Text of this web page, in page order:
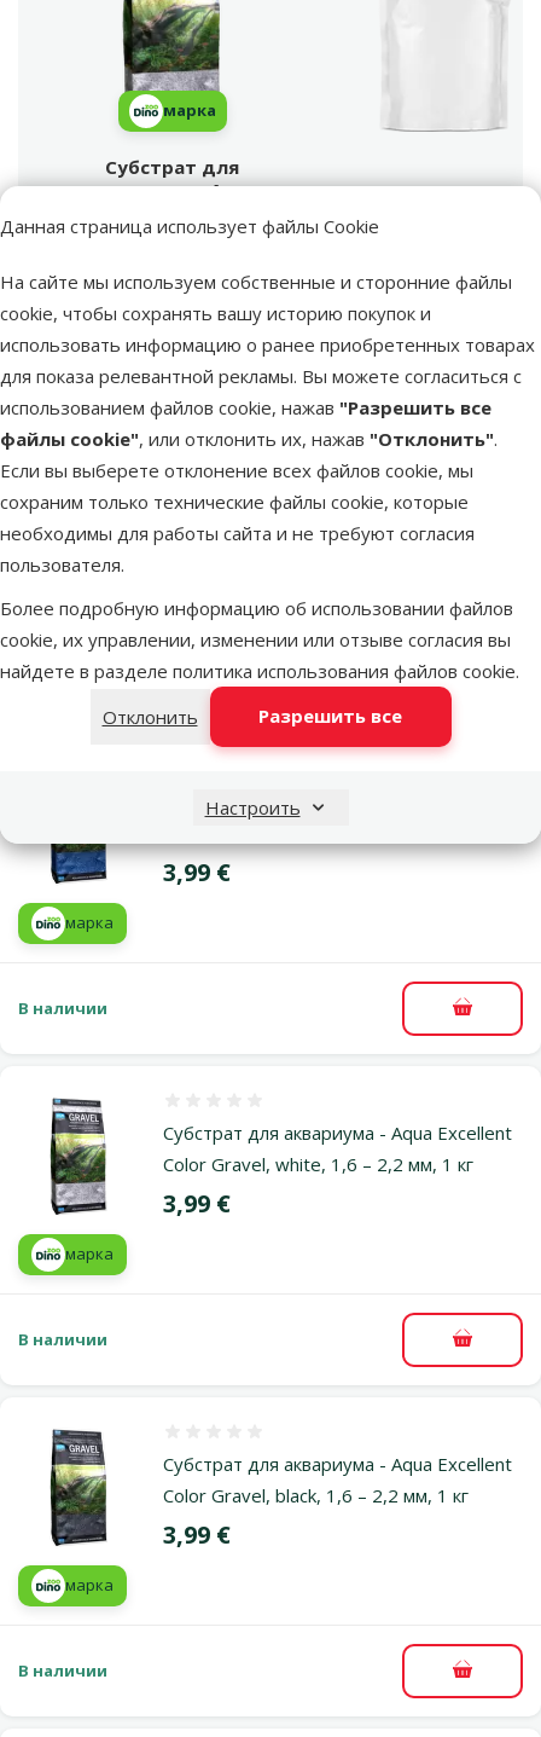
Данная страница использует файлы Cookie
На сайте мы используем собственные и сторонние файлы
cookie, чтобы сохранять вашу историю покупок и
использовать информацию о ранее приобретенных товарах
для показа релевантной рекламы. Вы можете согласиться с
использованием файлов cookie, нажав "Разрешить все
файлы cookie", или отклонить их, нажав "Отклонить".
Если вы выберете отклонение всех файлов cookie, мы
сохраним только технические файлы cookie, которые
необходимы для работы сайта и не требуют согласия
пользователя.
Более подробную информацию об использовании файлов
cookie, их управлении, изменении или отзыве согласия вы
найдете в разделе политика использования файлов cookie.
Отклонить
Разрешить все
Настроить
марка
Субстрат для
аквариума - Aqua
white, 1,6 – 2,2 мм, 1
Вес продукта
1 kg
Вес продукта
Материал
Искусственный
Материал
Цвет
Белый
Цвет
Тип декорации
Грунт
Тип декорации
Цена
Добавить в
корзину
Похожие продукты
Субстрат для аквариума - Aqua Excellent
Цена
3,99 €
марка
В наличии В
Субстрат для аквариума - Aqua Excellent
Color Gravel, white, 1,6 – 2,2 мм, 1 кг
Цена
3,99 €
марка
В наличии В
Субстрат для аквариума - Aqua Excellent
Color Gravel, black, 1,6 – 2,2 мм, 1 кг
Цена
3,99 €
марка
В наличии В